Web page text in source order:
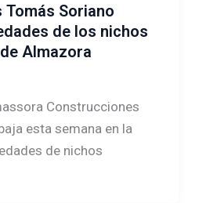
Soriano
de los nichos
Almazora
Construcciones
esta semana en la
de nichos